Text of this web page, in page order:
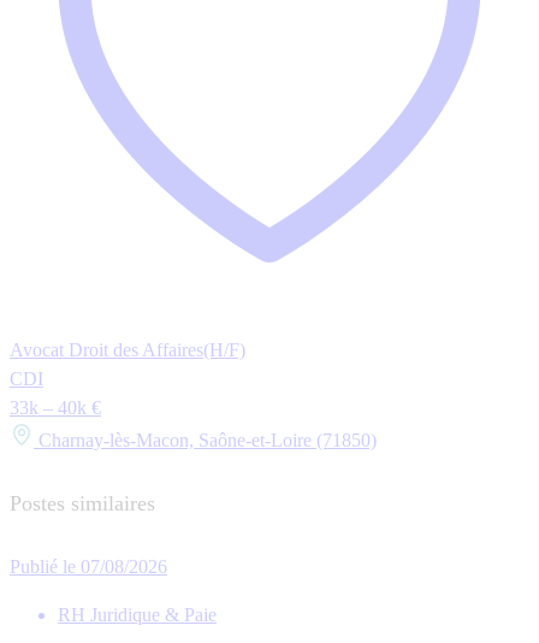
Avocat Droit des Affaires(H/F)
CDI
33k – 40k €
Charnay-lès-Macon, Saône-et-Loire (71850)
Postes similaires
Publié le 07/08/2026
RH Juridique & Paie